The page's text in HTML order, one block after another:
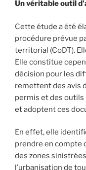
Un véritable outil
Cette étude a été
procédure prévue
territorial (CoDT).
Elle constitue
décision pour les
remettent des avis
permis et des outils
et adoptent ces
En effet, elle
prendre en compte
des zones
l’urbanisation de